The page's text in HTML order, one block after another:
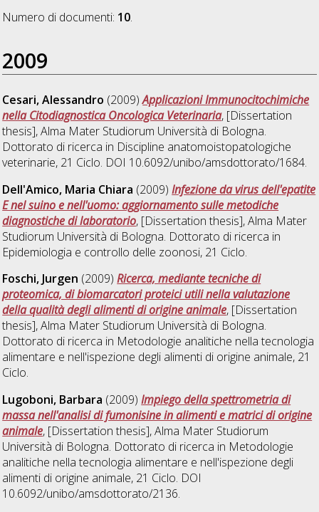
Numero di documenti: 10.
2009
Cesari, Alessandro (2009)Applicazioni Immunocitochimiche
nella Citodiagnostica Oncologica Veterinaria, [Dissertation
thesis], Alma Mater Studiorum Università di Bologna.
Dottorato di ricerca in Discipline anatomoistopatologiche
veterinarie, 21 Ciclo. DOI 10.6092/unibo/amsdottorato/1684.
Dell'Amico, Maria Chiara (2009)Infezione da virus dell'epatite
E nel suino e nell'uomo: aggiornamento sulle metodiche
diagnostiche di laboratorio, [Dissertation thesis], Alma Mater
Studiorum Università di Bologna. Dottorato di ricerca in
Epidemiologia e controllo delle zoonosi, 21 Ciclo.
Foschi, Jurgen (2009)Ricerca, mediante tecniche di
proteomica, di biomarcatori proteici utili nella valutazione
della qualità degli alimenti di origine animale, [Dissertation
thesis], Alma Mater Studiorum Università di Bologna.
Dottorato di ricerca in Metodologie analitiche nella tecnologia
alimentare e nell'ispezione degli alimenti di origine animale, 21
Ciclo.
Lugoboni, Barbara (2009)Impiego della spettrometria di
massa nell'analisi di fumonisine in alimenti e matrici di origine
animale, [Dissertation thesis], Alma Mater Studiorum
Università di Bologna. Dottorato di ricerca in Metodologie
analitiche nella tecnologia alimentare e nell'ispezione degli
alimenti di origine animale, 21 Ciclo. DOI
10.6092/unibo/amsdottorato/2136.